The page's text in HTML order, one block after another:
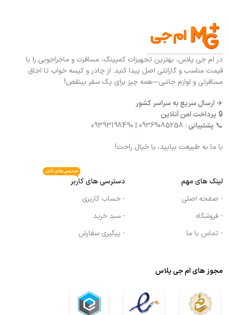
در ام جی پلاس، بهترین تجهیزات کمپینگ، مسافرت و ماجراجویی را با
قیمت مناسب و گارانتی اصل پیدا کنید. از چادر و کیسه خواب تا اجاق
مسافرتی و لوازم جانبی—همه چیز برای یک سفر بینقص!
✈️ ارسال سریع به سراسر کشور
🔒 پرداخت امن آنلاین
📞 پشتیبانی: 09369085258 | 09393198490
با ما به طبیعت بیایید، با خیال راحت!
لینک های مهم
- صفحه اصلی
- فروشگاه
- تماس با ما
دسترسی های کاربر
دسترسی های کاربر
- حساب کاربری
- سبد خرید
- پیگیری سفارش
مجوز های ام جی پلاس